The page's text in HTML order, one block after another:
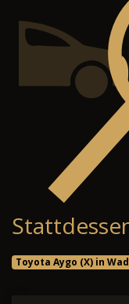
Toyota Aygo (X) in